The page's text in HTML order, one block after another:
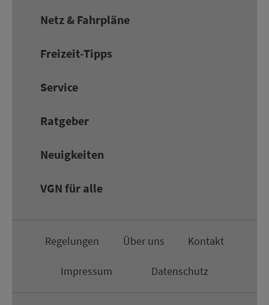
Netz & Fahrpläne
Frei­zeit-Tipps
Service
Rat­ge­ber
Neuigkeiten
VGN für alle
Re­ge­lungen Über uns Kon­takt
Impressum Da­ten­schutz